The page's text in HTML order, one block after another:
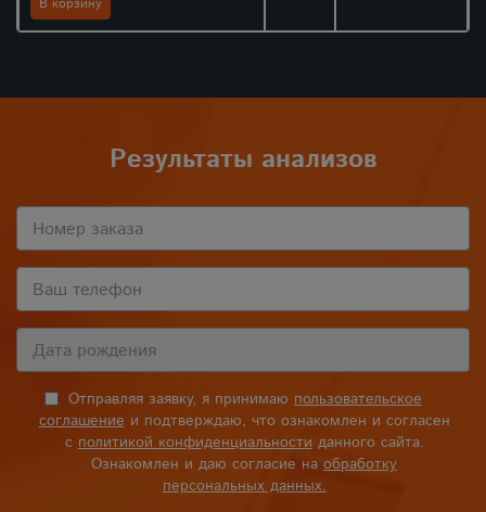
В корзину
Результаты анализов
Отправляя заявку, я принимаю пользовательское
соглашениеи подтверждаю, что ознакомлен и согласен
сполитикой конфиденциальностиданного сайта.
Ознакомлен и даю согласие на обработку
персональных данных.